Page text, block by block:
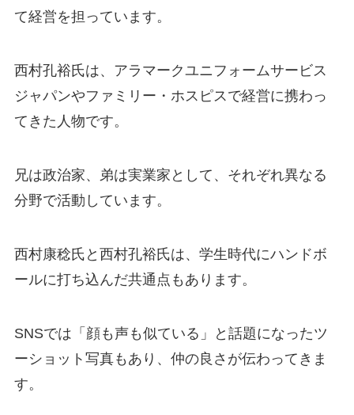
て経営を担っています。
西村孔裕氏は、アラマークユニフォームサービス
ジャパンやファミリー・ホスピスで経営に携わっ
てきた人物です。
兄は政治家、弟は実業家として、それぞれ異なる
分野で活動しています。
西村康稔氏と西村孔裕氏は、学生時代にハンドボ
ールに打ち込んだ共通点もあります。
SNSでは「顔も声も似ている」と話題になったツ
ーショット写真もあり、仲の良さが伝わってきま
す。